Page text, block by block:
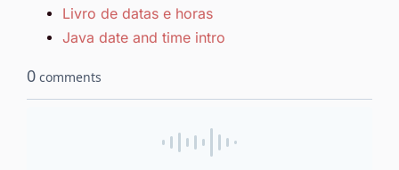
Livro de datas e horas
Java date and time intro